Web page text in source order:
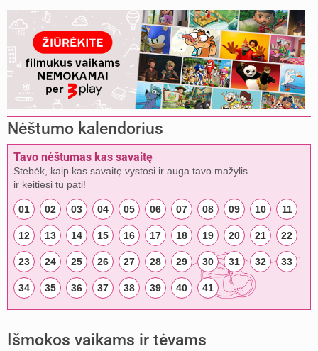
Nėštumo kalendorius
Tavo nėštumas kas savaitę
Stebėk, kaip kas savaitę vystosi ir auga tavo mažylis
ir keitiesi tu pati!
01 02 03 04 05 06 07 08 09 10 11
12 13 14 15 16 17 18 19 20 21 22
23 24 25 26 27 28 29 30 31 32 33
34 35 36 37 38 39 40 41
Išmokos vaikams ir tėvams